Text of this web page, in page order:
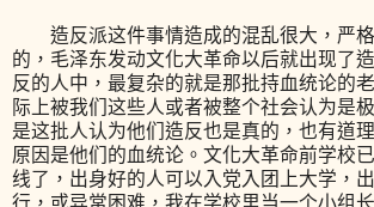
造反派这件事情造成的混乱很大，严
的，毛泽东发动文化大革命以后就出现了
反的人中，最复杂的就是那批持血统论的
际上被我们这些人或者被整个社会认为是
是这批人认为他们造反也是真的，也有道
原因是他们的血统论。文化大革命前学校
线了，出身好的人可以入党入团上大学，
行，或异常困难，我在学校里当一个小组